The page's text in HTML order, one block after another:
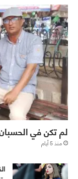
لم تكن في
منذ 5 أيام